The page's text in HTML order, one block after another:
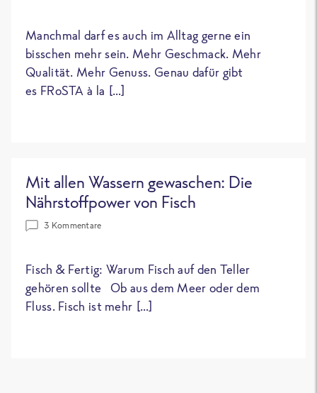
Manchmal darf es auch im Alltag gerne ein
bisschen mehr sein. Mehr Geschmack. Mehr
Qualität. Mehr Genuss. Genau dafür gibt
es FRoSTA à la […]
Mit allen Wassern gewaschen: Die
Nährstoffpower von Fisch
3 Kommentare
Fisch & Fertig: Warum Fisch auf den Teller
gehören sollte Ob aus dem Meer oder dem
Fluss. Fisch ist mehr […]